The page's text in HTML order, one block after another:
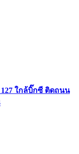
ใกล้บิ๊กซี ติดถนน